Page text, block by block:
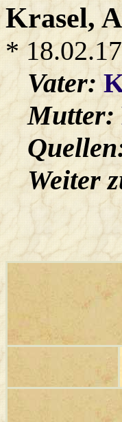
Krasel,
*
Vater:
Mutter:
Weiter